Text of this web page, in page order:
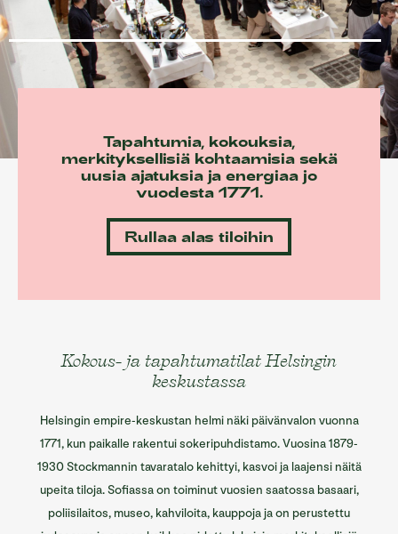
Yhteystiedot
English
Tapahtumia, kokouksia,
merkityksellisiä kohtaamisia sekä
uusia ajatuksia ja energiaa jo
vuodesta 1771.
Rullaa alas tiloihin
Kokous- ja tapahtumatilat Helsingin
keskustassa
Helsingin empire-keskustan helmi näki päivänvalon vuonna
1771, kun paikalle rakentui sokeripuhdistamo. Vuosina 1879-
1930 Stockmannin tavaratalo kehittyi, kasvoi ja laajensi näitä
upeita tiloja. Sofiassa on toiminut vuosien saatossa basaari,
poliisilaitos, museo, kahviloita, kauppoja ja on perustettu